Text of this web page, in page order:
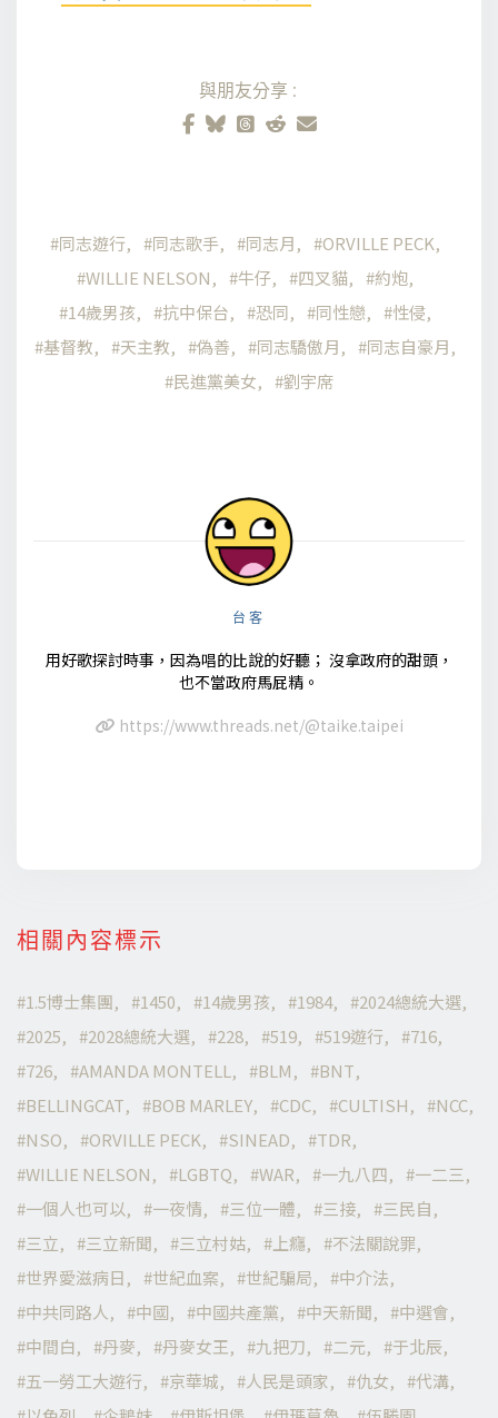
與朋友分享:
同志遊行 同志歌手 同志月
ORVILLE PECK
WILLIE NELSON
牛仔 四叉貓
約炮
14歲男孩
抗中保台 恐同 同性戀
性侵
基督教
天主教 偽善 同志驕傲月
同志自豪月
民進黨美女
劉宇席
台客
用好歌探討時事，因為唱的比說的好聽； 沒拿政府的甜頭，
也不當政府馬屁精。
https://www.threads.net/@taike.taipei
相關內容標示
1.5博士集團 1450 14歲男孩 1984
2024總統大選
2025
2028總統大選 228 519 519遊行
716
726
AMANDA MONTELL BLM
BNT
BELLINGCAT
BOB MARLEY CDC CULTISH
NCC
NSO
ORVILLE PECK SINEAD
TDR
WILLIE NELSON
LGBTQ WAR 一九八四
一二三
一個人也可以
一夜情 三位一體 三接
三民自
三立
三立新聞 三立村姑 上癮
不法關說罪
世界愛滋病日
世紀血案 世紀騙局
中介法
中共同路人
中國 中國共產黨 中天新聞
中選會
中間白
丹麥 丹麥女王 九把刀 二元
于北辰
五一勞工大遊行
京華城 人民是頭家 仇女
代溝